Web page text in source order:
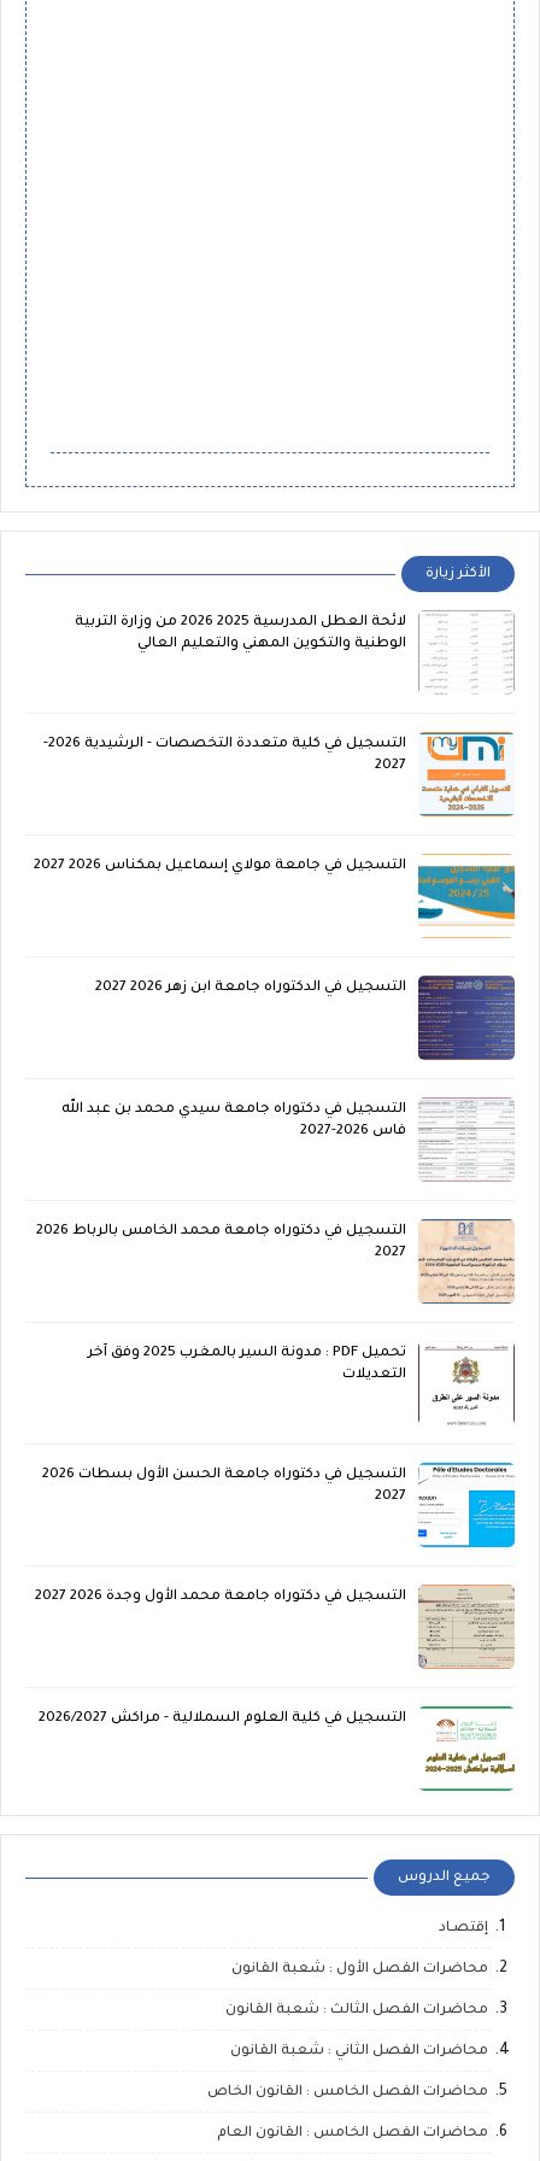
الأكثر زيارة
لائحة العطل المدرسية 2025 2026 من وزارة التربية
الوطنية والتكوين المهني والتعليم العالي
التسجيل في كلية متعددة التخصصات - الرشيدية 2026-
2027
التسجيل في جامعة مولاي إسماعيل بمكناس 2026 2027
التسجيل في الدكتوراه جامعة ابن زهر 2026 2027
التسجيل في دكتوراه جامعة سيدي محمد بن عبد الله
فاس 2026-2027
التسجيل في دكتوراه جامعة محمد الخامس بالرباط 2026
2027
تحميل PDF : مدونة السير بالمغرب 2025 وفق آخر
التعديلات
التسجيل في دكتوراه جامعة الحسن الأول بسطات 2026
2027
التسجيل في دكتوراه جامعة محمد الأول وجدة 2026 2027
التسجيل في كلية العلوم السملالية - مراكش 2026/2027
جميع الدروس
إقتصـاد
محاضرات الفصل الأول : شعبة القانون
محاضرات الفصل الثالث : شعبة القانون
محاضرات الفصل الثاني : شعبة القانون
محاضرات الفصل الخامس : القانون الخاص
محاضرات الفصل الخامس : القانون العام